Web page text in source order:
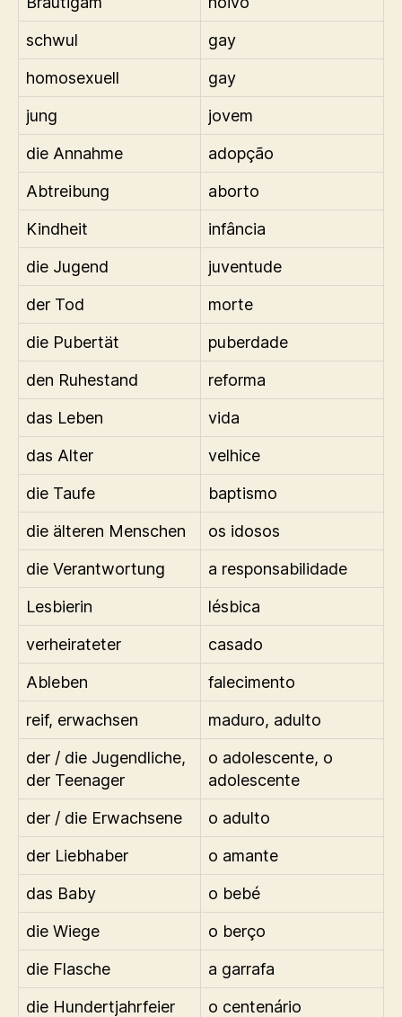
schwul
gay
homosexuell
gay
jung
jovem
die Annahme
adopção
Abtreibung
aborto
Kindheit
infância
die Jugend
juventude
der Tod
morte
die Pubertät
puberdade
den Ruhestand
reforma
das Leben
vida
das Alter
velhice
die Taufe
baptismo
die älteren Menschen
os idosos
die Verantwortung
a responsabilidade
Lesbierin
lésbica
verheirateter
casado
Ableben
falecimento
reif, erwachsen
maduro, adulto
der / die Jugendliche,
der Teenager
o adolescente, o
adolescente
der / die Erwachsene
o adulto
der Liebhaber
o amante
das Baby
o bebé
die Wiege
o berço
die Flasche
a garrafa
die Hundertjahrfeier
o centenário